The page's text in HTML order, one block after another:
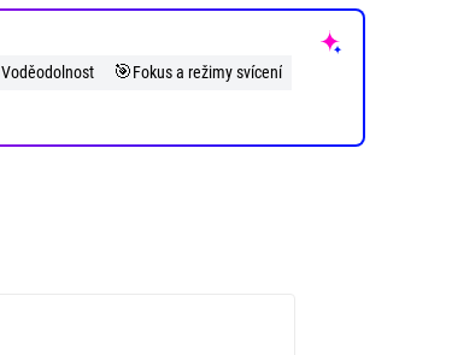
Voděodolnost 🎯Fokus a režimy svícení